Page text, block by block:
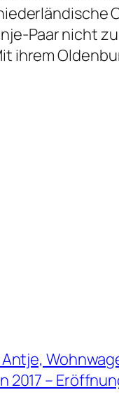
Paar nicht
ihrem
2017 –